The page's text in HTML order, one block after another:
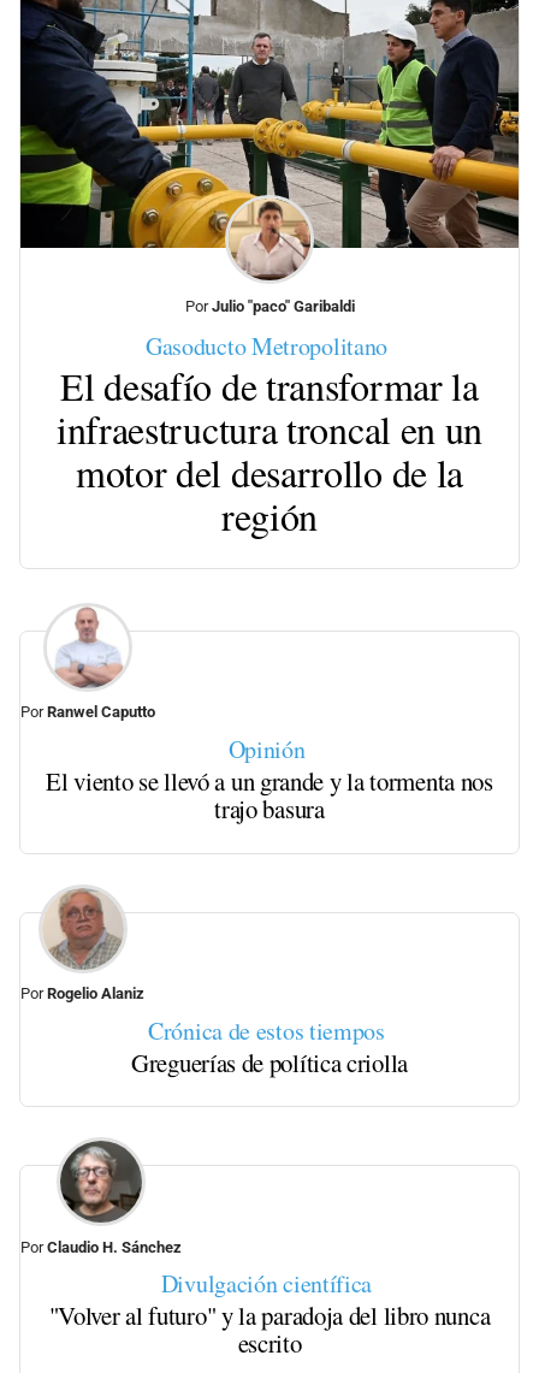
PorJulio "paco" Garibaldi
Gasoducto Metropolitano
El desafío de transformar la
infraestructura troncal en un
motor del desarrollo de la
región
PorRanwel Caputto
Opinión
El viento se llevó a un grande y la tormenta nos
trajo basura
PorRogelio Alaniz
Crónica de estos tiempos
Greguerías de política criolla
PorClaudio H. Sánchez
Divulgación científica
"Volver al futuro" y la paradoja del libro nunca
escrito